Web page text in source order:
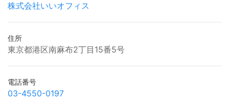
株式会社いいオフィス
住所
東京都港区南麻布2丁目15番5号
電話番号
03-4550-0197